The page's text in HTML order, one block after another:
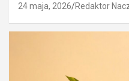
24 maja, 2026 Redaktor